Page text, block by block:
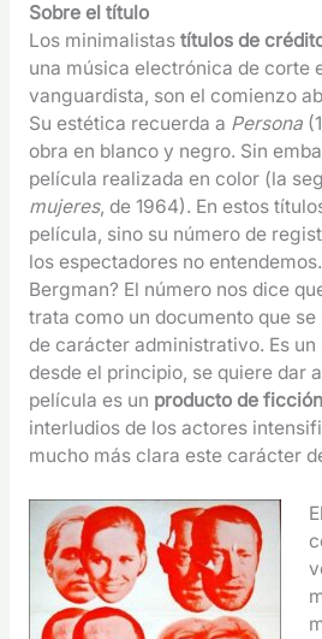
Sobre el título
Los minimalistas títulos de
una música electrónica de corte
vanguardista, son el comienzo
Su estética recuerda a Persona
obra en blanco y negro. Sin
película realizada en color (la
mujeres, de 1964). En estos
película, sino su número de
los espectadores no
Bergman? El número nos dice
trata como un documento que
de carácter administrativo. Es
desde el principio, se quiere dar
película es un producto de ficción
interludios de los actores
mucho más clara este carácter